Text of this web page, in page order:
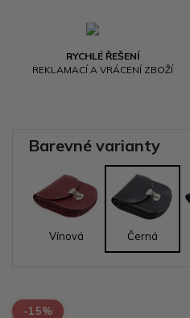
RYCHLÉ ŘEŠENÍ
REKLAMACÍ A VRÁCENÍ ZBOŽÍ
Barevné varianty
Vínová Černá
-15%